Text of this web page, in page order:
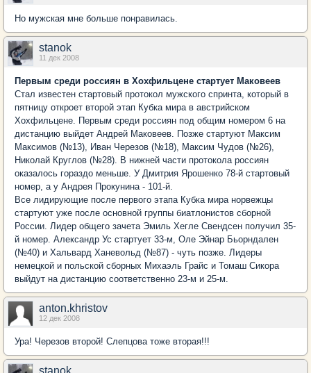
Но мужская мне больше понравилась.
stanok
11 дек 2008
Первым среди россиян в Хохфильцене стартует Маковеев
Стал известен стартовый протокол мужского спринта, который в
пятницу откроет второй этап Кубка мира в австрийском
Хохфильцене. Первым среди россиян под общим номером 6 на
дистанцию выйдет Андрей Маковеев. Позже стартуют Максим
Максимов (№13), Иван Черезов (№18), Максим Чудов (№26),
Николай Круглов (№28). В нижней части протокола россиян
оказалось гораздо меньше. У Дмитрия Ярошенко 78-й стартовый
номер, а у Андрея Прокунина - 101-й.
Все лидирующие после первого этапа Кубка мира норвежцы
стартуют уже после основной группы биатлонистов сборной
России. Лидер общего зачета Эмиль Хегле Свендсен получил 35-
й номер. Александр Ус стартует 33-м, Оле Эйнар Бьорндален
(№40) и Хальвард Ханевольд (№87) - чуть позже. Лидеры
немецкой и польской сборных Михаэль Грайс и Томаш Сикора
выйдут на дистанцию соответственно 23-м и 25-м.
anton.khristov
12 дек 2008
Ура! Черезов второй! Слепцова тоже вторая!!!
stanok